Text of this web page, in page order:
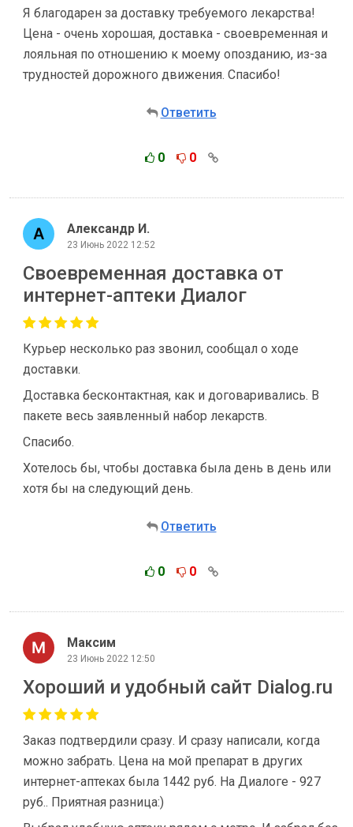
Я благодарен за доставку требуемого лекарства!
Цена - очень хорошая, доставка - своевременная и
лояльная по отношению к моему опозданию, из-за
трудностей дорожного движения. Спасибо!
Ответить
0 0
Александр И.
23 Июнь 2022 12:52
Своевременная доставка от
интернет-аптеки Диалог
Курьер несколько раз звонил, сообщал о ходе
доставки.
Доставка бесконтактная, как и договаривались. В
пакете весь заявленный набор лекарств.
Спасибо.
Хотелось бы, чтобы доставка была день в день или
хотя бы на следующий день.
Ответить
0 0
Максим
23 Июнь 2022 12:50
Хороший и удобный сайт Dialog.ru
Заказ подтвердили сразу. И сразу написали, когда
можно забрать. Цена на мой препарат в других
интернет-аптеках была 1442 руб. На Диалоге - 927
руб.. Приятная разница:)